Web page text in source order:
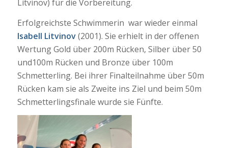
Litvinov) für die Vorbereitung.
Erfolgreichste Schwimmerin war wieder einmal
Isabell Litvinov(2001). Sie erhielt in der offenen
Wertung Gold über 200m Rücken, Silber über 50
und100m Rücken und Bronze über 100m
Schmetterling. Bei ihrer Finalteilnahme über 50m
Rücken kam sie als Zweite ins Ziel und beim 50m
Schmetterlingsfinale wurde sie Fünfte.